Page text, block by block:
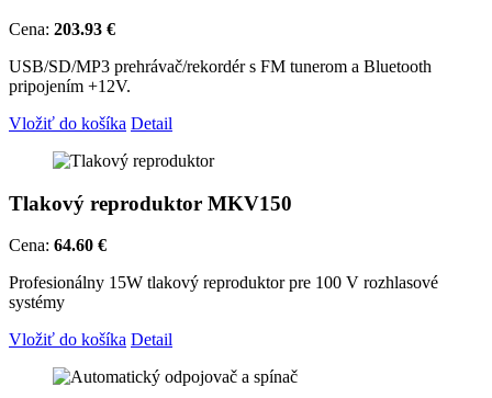
Cena: 203.93 €
USB/SD/MP3 prehrávač/rekordér s FM tunerom a Bluetooth
pripojením +12V.
Vložiť do košíka Detail
Tlakový reproduktor MKV150
Cena: 64.60 €
Profesionálny 15W tlakový reproduktor pre 100 V rozhlasové
systémy
Vložiť do košíka Detail